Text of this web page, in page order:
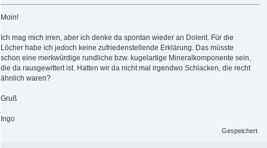
Moin!
Ich mag mich irren, aber ich denke da spontan wieder an Dolerit. Für die
Löcher habe ich jedoch keine zufriedenstellende Erklärung. Das müsste
schon eine merkwürdige rundliche bzw. kugelartige Mineralkomponente sein,
die da rausgewittert ist. Hatten wir da nicht mal irgendwo Schlacken, die recht
ähnlich waren?
Gruß
Ingo
Gespeichert